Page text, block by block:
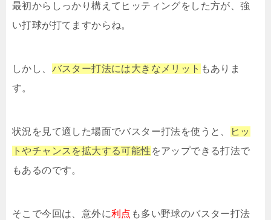
最初からしっかり構えてヒッティングをした方が、強
い打球が打てますからね。
しかし、 バスター打法には大きなメリット もありま
す。
状況を見て適した場面でバスター打法を使うと、
ヒッ
トやチャンスを拡大する可能性 をアップできる打法で
もあるのです。
そこで今回は、意外に利点 も多い野球のバスター打法